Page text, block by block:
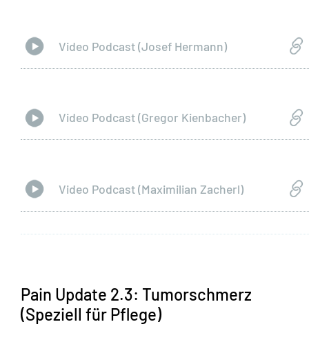
Video Podcast (Josef Hermann)
Video Podcast (Gregor Kienbacher)
Video Podcast (Maximilian Zacherl)
Pain Update 2.3: Tumorschmerz
(Speziell für Pflege)